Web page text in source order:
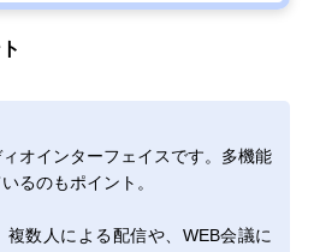
オインターフェイスです。多機能
るのもポイント。
数人による配信や、WEB会議に